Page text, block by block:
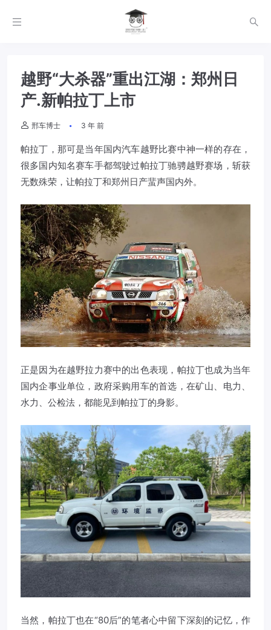
越野“大杀器”重出江湖：郑州日
产.新帕拉丁上市
邢车博士 3 年 前
帕拉丁，那可是当年国内汽车越野比赛中神一样的存在，
很多国内知名赛车手都驾驶过帕拉丁驰骋越野赛场，斩获
无数殊荣，让帕拉丁和郑州日产蜚声国内外。
正是因为在越野拉力赛中的出色表现，帕拉丁也成为当年
国内企事业单位，政府采购用车的首选，在矿山、电力、
水力、公检法，都能见到帕拉丁的身影。
当然，帕拉丁也在“80后”的笔者心中留下深刻的记忆，作